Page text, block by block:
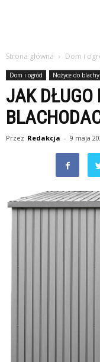
Strona główna Dom i
Dom i ogród Nożyce do blachy
JAK DŁUGO
Przez Redakcja - 9 maja